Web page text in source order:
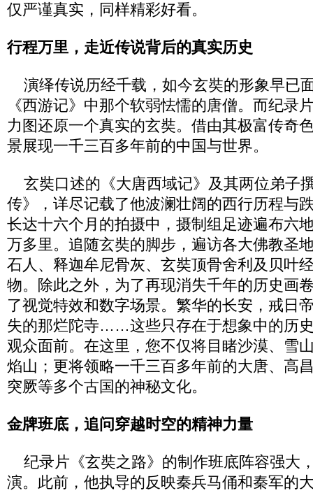
仅严谨真实，同样精彩好看。
行程万里，走近传说背后的真实历史
演绎传说历经千载，如今玄奘的形象早已
《西游记》中那个软弱怯懦的唐僧。而纪录
力图还原一个真实的玄奘。借由其极富传奇
景展现一千三百多年前的中国与世界。
玄奘口述的《大唐西域记》及其两位弟子
传》，详尽记载了他波澜壮阔的西行历程与
长达十六个月的拍摄中，摄制组足迹遍布六
万多里。追随玄奘的脚步，遍访各大佛教圣
石人、释迦牟尼骨灰、玄奘顶骨舍利及贝叶
物。除此之外，为了再现消失千年的历史画
了视觉特效和数字场景。繁华的长安，戒日
失的那烂陀寺……这些只存在于想象中的历
观众面前。在这里，您不仅将目睹沙漠、雪
焰山；更将领略一千三百多年前的大唐、高
突厥等多个古国的神秘文化。
金牌班底，追问穿越时空的精神力量
纪录片《玄奘之路》的制作班底阵容强大
演。此前，他执导的反映秦兵马俑和秦军的